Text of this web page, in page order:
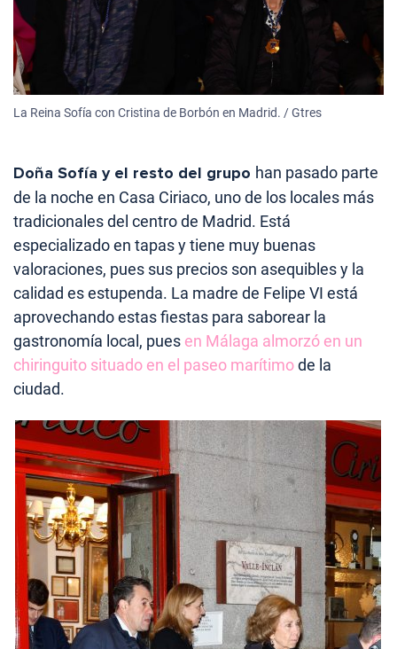
La Reina Sofía con Cristina de Borbón en Madrid. / Gtres
Doña Sofía y el resto del grupo han pasado parte
de la noche en Casa Ciriaco, uno de los locales más
tradicionales del centro de Madrid. Está
especializado en tapas y tiene muy buenas
valoraciones, pues sus precios son asequibles y la
calidad es estupenda. La madre de Felipe VI está
aprovechando estas fiestas para saborear la
gastronomía local, pues en Málaga almorzó en un
chiringuito situado en el paseo marítimode la
ciudad.